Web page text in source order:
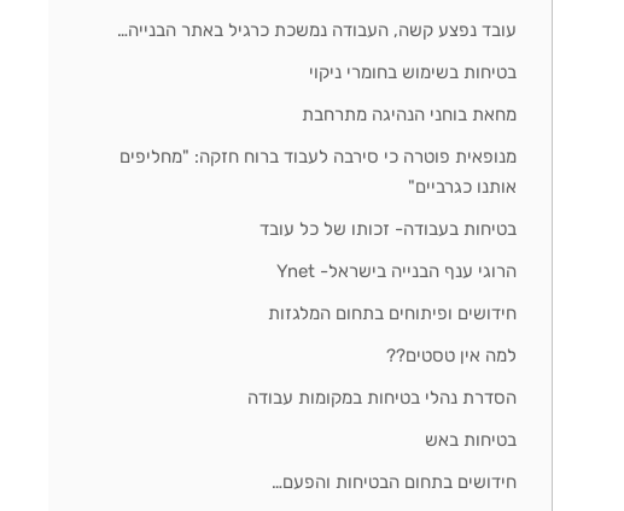
עובד נפצע קשה, העבודה נמשכת כרגיל באתר הבנייה…
בטיחות בשימוש בחומרי ניקוי
מחאת בוחני הנהיגה מתרחבת
מנופאית פוטרה כי סירבה לעבוד ברוח חזקה: "מחליפים
אותנו כגרביים"
בטיחות בעבודה- זכותו של כל עובד
הרוגי ענף הבנייה בישראל- Ynet
חידושים ופיתוחים בתחום המלגזות
למה אין טסטים??
הסדרת נהלי בטיחות במקומות עבודה
בטיחות באש
חידושים בתחום הבטיחות והפעם…